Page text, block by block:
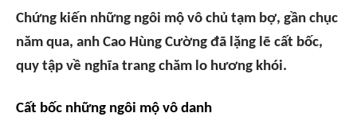
Chứng kiến những ngôi mộ vô chủ tạm bợ, gần chục
năm qua, anh Cao Hùng Cường đã lặng lẽ cất bốc,
quy tập về nghĩa trang chăm lo hương khói.
Cất bốc những ngôi mộ vô danh